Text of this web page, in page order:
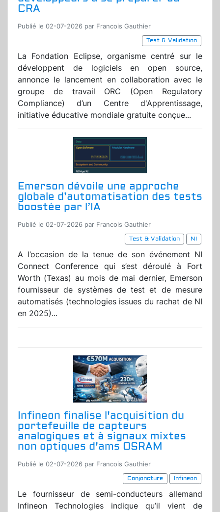
CRA
Publié le 02-07-2026 par Francois Gauthier
Test & Validation
La Fondation Eclipse, organisme centré sur le
développent de logiciels en open source,
annonce le lancement en collaboration avec le
groupe de travail ORC (Open Regulatory
Compliance) d’un Centre d'Apprentissage,
initiative éducative mondiale gratuite conçue...
Emerson dévoile une approche
globale d’automatisation des tests
boostée par l’IA
Publié le 02-07-2026 par Francois Gauthier
Test & Validation
NI
A l’occasion de la tenue de son événement NI
Connect Conference qui s’est déroulé à Fort
Worth (Texas) au mois de mai dernier, Emerson
fournisseur de systèmes de test et de mesure
automatisés (technologies issues du rachat de NI
en 2025)...
Infineon finalise l'acquisition du
portefeuille de capteurs
analogiques et à signaux mixtes
non optiques d'ams OSRAM
Publié le 02-07-2026 par Francois Gauthier
Conjoncture
Infineon
Le fournisseur de semi-conducteurs allemand
Infineon Technologies indique qu’il vient de